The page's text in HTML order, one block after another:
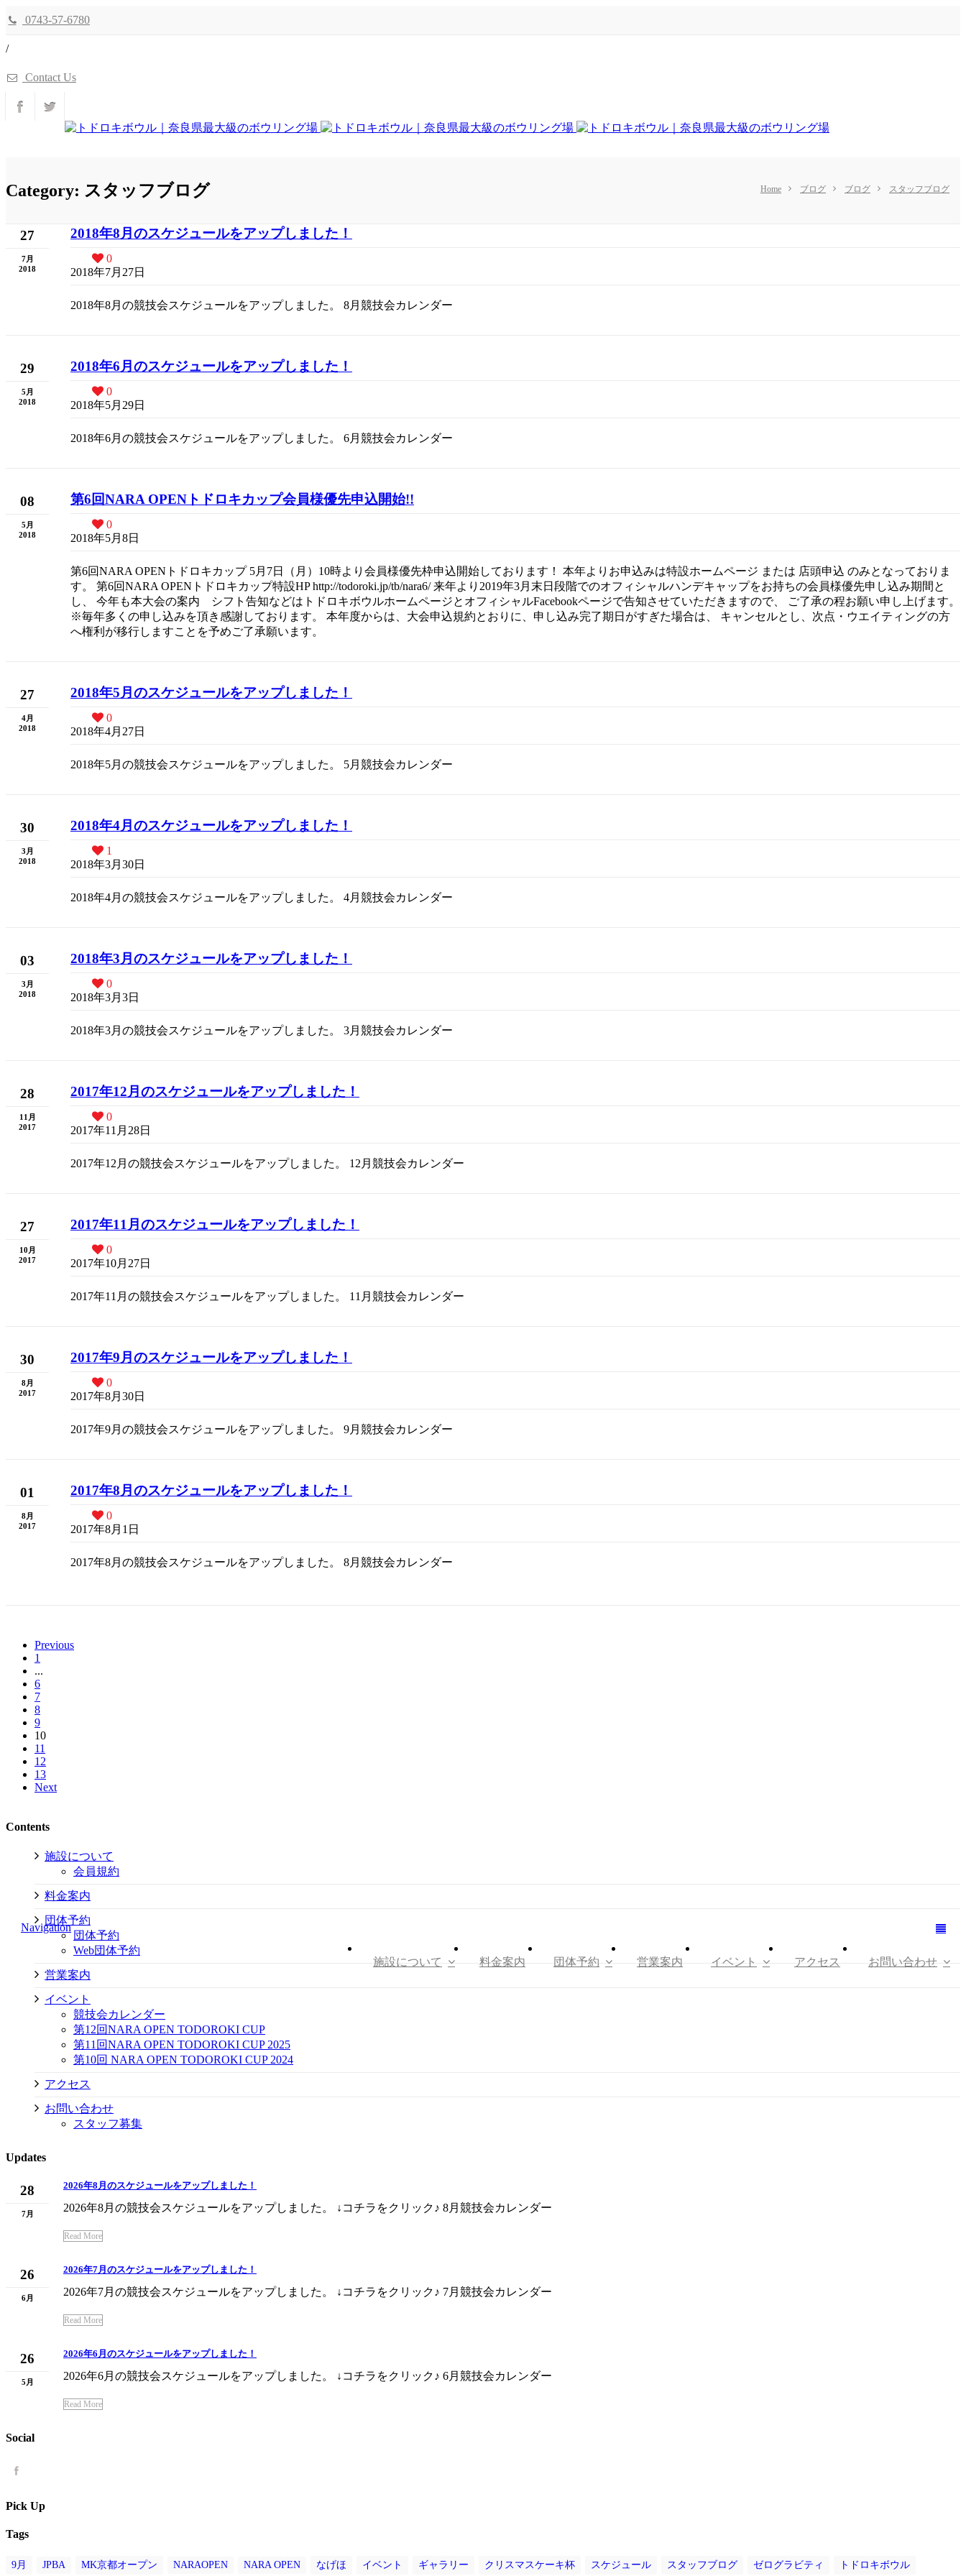
0743-57-6780
/
Contact Us
Navigation
施設について 料金案内 団体予約 営業案内 イベント アクセス お問い合わせ
Category: スタッフブログ Home ブログ ブログ スタッフブログ
27
7月
2018
2018年8月のスケジュールをアップしました！
0
2018年7月27日
2018年8月の競技会スケジュールをアップしました。 8月競技会カレンダー
29
5月
2018
2018年6月のスケジュールをアップしました！
0
2018年5月29日
2018年6月の競技会スケジュールをアップしました。 6月競技会カレンダー
08
5月
2018
第6回NARA OPENトドロキカップ会員様優先申込開始!!
0
2018年5月8日
第6回NARA OPENトドロキカップ 5月7日（月）10時より会員様優先枠申込開始しております！ 本年よりお申込みは特設ホームページ または 店頭申込 のみとなっておりま
す。 第6回NARA OPENトドロキカップ特設HP http://todoroki.jp/tb/nara6/ 来年より2019年3月末日段階でのオフィシャルハンデキャップをお持ちの会員様優先申し込み期間と
し、 今年も本大会の案内 シフト告知などはトドロキボウルホームページとオフィシャルFacebookページで告知させていただきますので、 ご了承の程お願い申し上げます。
※毎年多くの申し込みを頂き感謝しております。 本年度からは、大会申込規約とおりに、申し込み完了期日がすぎた場合は、 キャンセルとし、次点・ウエイティングの方
へ権利が移行しますことを予めご了承願います。
27
4月
2018
2018年5月のスケジュールをアップしました！
0
2018年4月27日
2018年5月の競技会スケジュールをアップしました。 5月競技会カレンダー
30
3月
2018
2018年4月のスケジュールをアップしました！
1
2018年3月30日
2018年4月の競技会スケジュールをアップしました。 4月競技会カレンダー
03
3月
2018
2018年3月のスケジュールをアップしました！
0
2018年3月3日
2018年3月の競技会スケジュールをアップしました。 3月競技会カレンダー
28
11月
2017
2017年12月のスケジュールをアップしました！
0
2017年11月28日
2017年12月の競技会スケジュールをアップしました。 12月競技会カレンダー
27
10月
2017
2017年11月のスケジュールをアップしました！
0
2017年10月27日
2017年11月の競技会スケジュールをアップしました。 11月競技会カレンダー
30
8月
2017
2017年9月のスケジュールをアップしました！
0
2017年8月30日
2017年9月の競技会スケジュールをアップしました。 9月競技会カレンダー
01
8月
2017
2017年8月のスケジュールをアップしました！
0
2017年8月1日
2017年8月の競技会スケジュールをアップしました。 8月競技会カレンダー
Previous
1
...
6
7
8
9
10
11
12
13
Next
Contents
施設について
会員規約
料金案内
団体予約
団体予約
Web団体予約
営業案内
イベント
競技会カレンダー
第12回NARA OPEN TODOROKI CUP
第11回NARA OPEN TODOROKI CUP 2025
第10回 NARA OPEN TODOROKI CUP 2024
アクセス
お問い合わせ
スタッフ募集
Updates
28
7月
2026年8月のスケジュールをアップしました！
2026年8月の競技会スケジュールをアップしました。 ↓コチラをクリック♪ 8月競技会カレンダー
Read More
26
6月
2026年7月のスケジュールをアップしました！
2026年7月の競技会スケジュールをアップしました。 ↓コチラをクリック♪ 7月競技会カレンダー
Read More
26
5月
2026年6月のスケジュールをアップしました！
2026年6月の競技会スケジュールをアップしました。 ↓コチラをクリック♪ 6月競技会カレンダー
Read More
Social
Pick Up
Tags
9月 JPBA MK京都オープン NARAOPEN NARA OPEN なげほ イベント ギャラリー クリスマスケーキ杯 スケジュール スタッフブログ ゼログラビティ トドロキボウル